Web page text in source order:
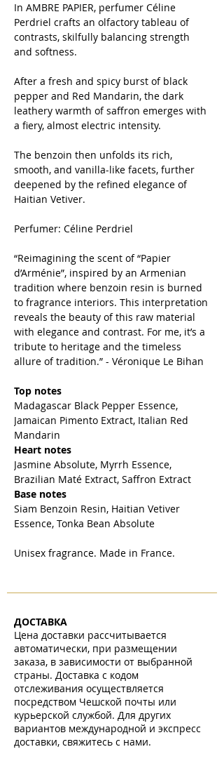
In AMBRE PAPIER, perfumer Céline
Perdriel crafts an olfactory tableau of
contrasts, skilfully balancing strength
and softness.
After a fresh and spicy burst of black
pepper and Red Mandarin, the dark
leathery warmth of saffron emerges with
a fiery, almost electric intensity.
The benzoin then unfolds its rich,
smooth, and vanilla-like facets, further
deepened by the refined elegance of
Haitian Vetiver.
Perfumer: Céline Perdriel
“Reimagining the scent of “Papier
d’Arménie”, inspired by an Armenian
tradition where benzoin resin is burned
to fragrance interiors. This interpretation
reveals the beauty of this raw material
with elegance and contrast. For me, it’s a
tribute to heritage and the timeless
allure of tradition.” - Véronique Le Bihan
Top notes
Madagascar Black Pepper Essence,
Jamaican Pimento Extract, Italian Red
Mandarin
Heart notes
Jasmine Absolute, Myrrh Essence,
Brazilian Maté Extract, Saffron Extract
Base notes
Siam Benzoin Resin, Haitian Vetiver
Essence, Tonka Bean Absolute
Unisex fragrance. Made in France.
ДОСТАВКА
Цена доставки рассчитывается
автоматически, при размещении
заказа, в зависимости от выбранной
страны. Доставка с кодом
отслеживания осуществляется
посредством Чешской почты или
курьерской службой. Для других
вариантов международной и экспресс
доставки, свяжитесь с нами.